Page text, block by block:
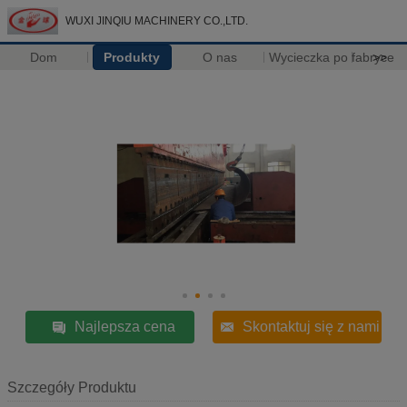
WUXI JINQIU MACHINERY CO.,LTD.
Dom Produkty O nas Wycieczka po fabryce
>>
Najlepsza cena Skontaktuj się z nami
Szczegóły Produktu